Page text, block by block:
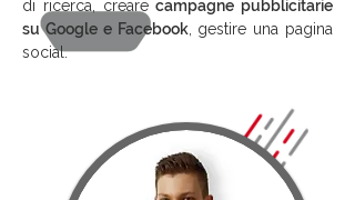
di ricerca, crearecampagne pubblicitarie
su Google e Facebook, gestire una pagina
social.